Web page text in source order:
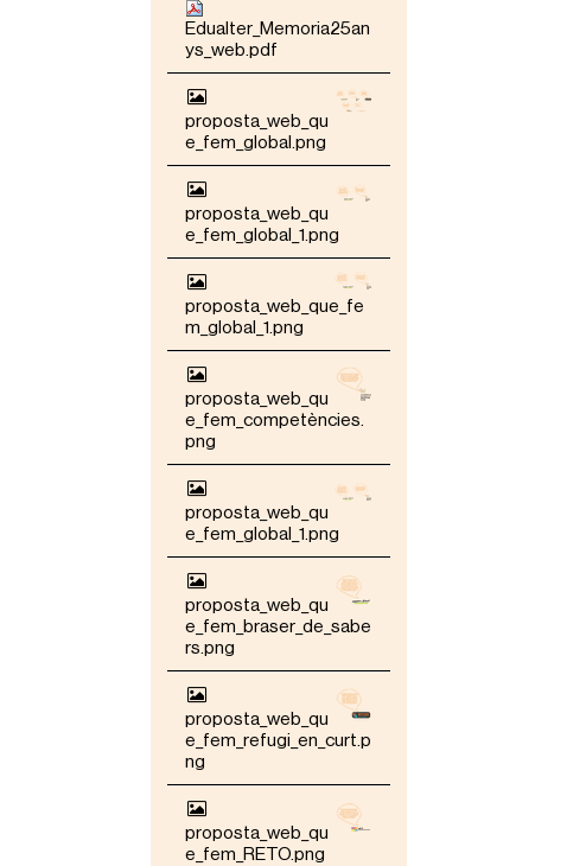
Edualter_Memoria25an
ys_web.pdf
proposta_web_qu
e_fem_global.png
proposta_web_qu
e_fem_global_1.png
proposta_web_que_fe
m_global_1.png
proposta_web_qu
e_fem_competències.
png
proposta_web_qu
e_fem_global_1.png
proposta_web_qu
e_fem_braser_de_sabe
rs.png
proposta_web_qu
e_fem_refugi_en_curt.p
ng
proposta_web_qu
e_fem_RETO.png